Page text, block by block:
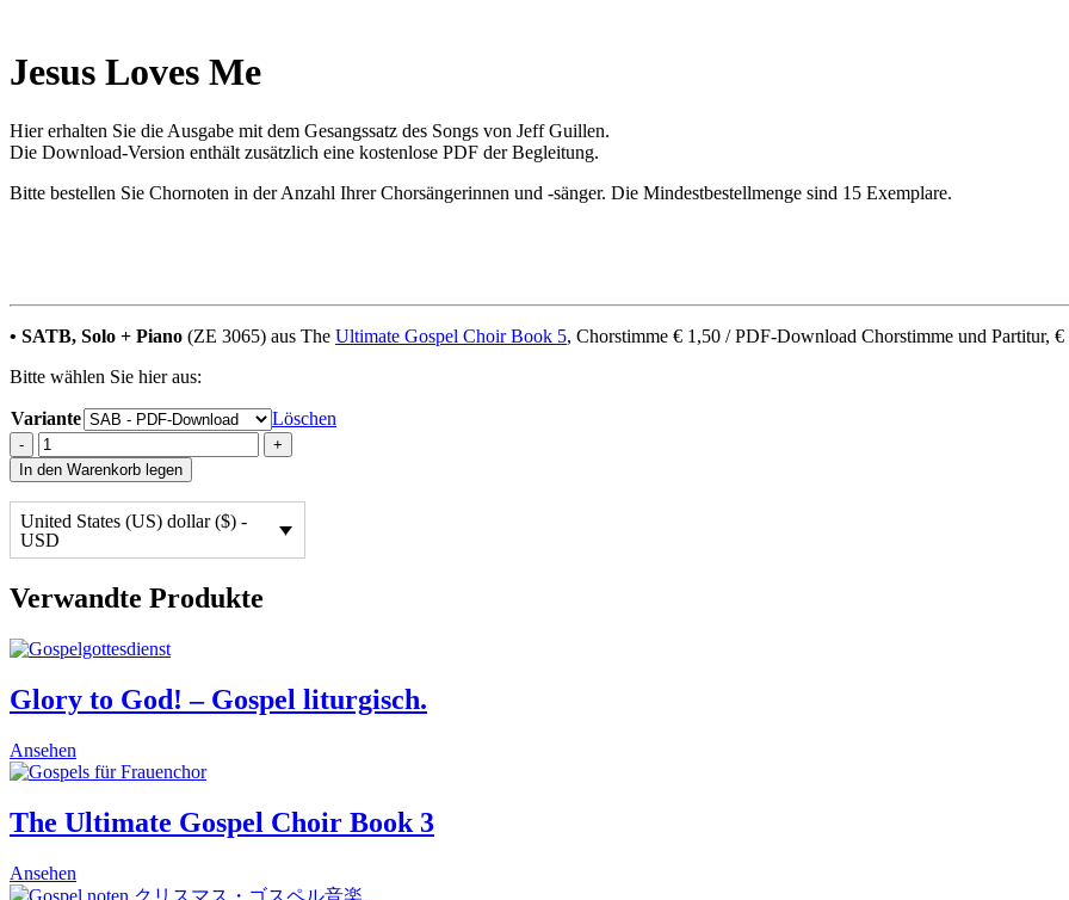
Jesus Loves Me
Hier erhalten Sie die Ausgabe mit dem Gesangssatz des Songs von Jeff Guillen.
Die Download-Version enthält zusätzlich eine kostenlose PDF der Begleitung.
Bitte bestellen Sie Chornoten in der Anzahl Ihrer Chorsängerinnen und -sänger. Die Mindestbestellmenge sind 15 Exemplare.
• SATB, Solo + Piano (ZE 3065) aus The Ultimate Gospel Choir Book 5, Chorstimme € 1,50 / PDF-Download Chorstimme und Partitur, €
Bitte wählen Sie hier aus:
Variante Löschen
-
Jesus
Loves
Me
quantity
+
In den Warenkorb legen
United States (US) dollar ($) -
USD
Verwandte Produkte
Glory to God! – Gospel liturgisch.
Ansehen
product
multiple
variants.
options
The Ultimate Gospel Choir Book 3
Ansehen